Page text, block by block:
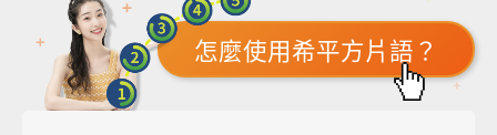
怎麼使用希平方片語？